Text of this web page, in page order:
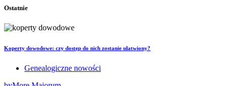
Ostatnie
Koperty dowodowe: czy dostęp do nich zostanie ułatwiony?
Genealogiczne nowości